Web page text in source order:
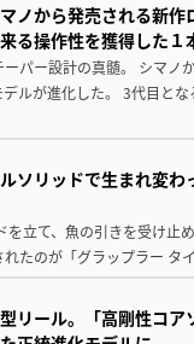
マノから発売される新
る操作性を獲得した１
パー設計の真髄。 シマ
ルが進化した。 3代目と
ソリッドで生まれ変
を立て、魚の引きを受け止
たのが「グラップラー
リール。「高剛性コ